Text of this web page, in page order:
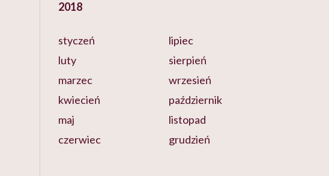
2018
styczeń
luty
marzec
kwiecień
maj
czerwiec
lipiec
sierpień
wrzesień
październik
listopad
grudzień